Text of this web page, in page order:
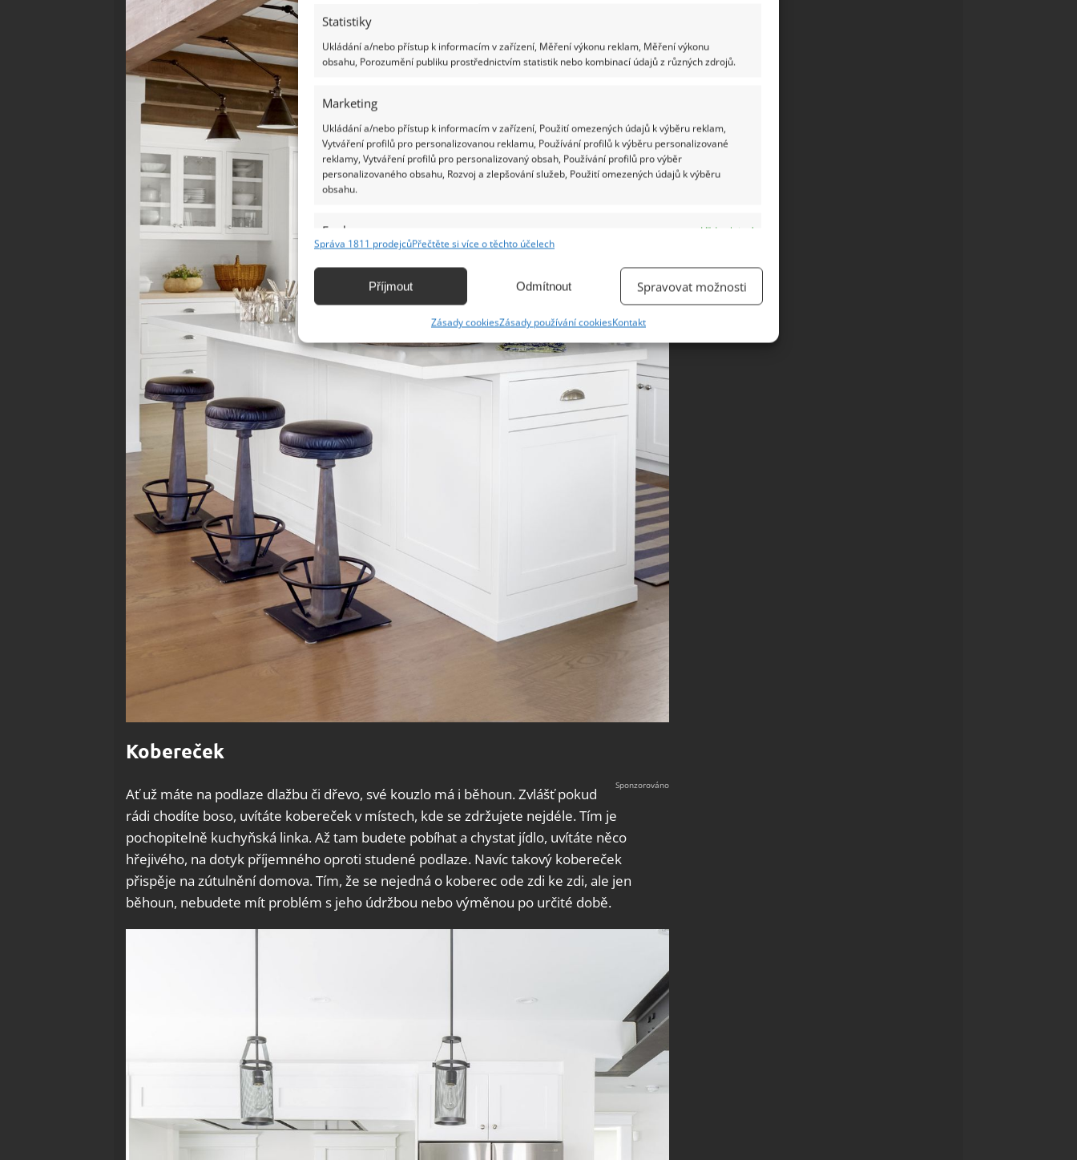
Statistiky
Ukládání a/nebo přístup k informacím v zařízení, Měření výkonu reklam, Měření výkonu
obsahu, Porozumění publiku prostřednictvím statistik nebo kombinací údajů z různých zdrojů.
Marketing
Ukládání a/nebo přístup k informacím v zařízení, Použití omezených údajů k výběru reklam,
Vytváření profilů pro personalizovanou reklamu, Používání profilů k výběru personalizované
reklamy, Vytváření profilů pro personalizovaný obsah, Používání profilů pro výběr
personalizovaného obsahu, Rozvoj a zlepšování služeb, Použití omezených údajů k výběru
obsahu.
Funkce
Vždy aktivní
Identifikace zařízení na základě automaticky přenášených informací.
základě aktivně vyžádaných informací.
Zajištění bezpečnosti, předcházení a zjišťování podvodů a
odstraňování chyb, Poskytování a zobrazování reklamy a obsahu,
Ukládání a sdělování voleb ochrany osobních údajů.
Správa 1811 prodejcůPřečtěte si více o těchto účelech
Příjmout Odmítnout Spravovat možnosti
Zásady cookiesZásady používání cookiesKontakt
Kobereček
Ať už máte na podlaze dlažbu či dřevo, své kouzlo má i běhoun. Zvlášť pokud
rádi chodíte boso, uvítáte kobereček v místech, kde se zdržujete nejdéle. Tím je
pochopitelně kuchyňská linka. Až tam budete pobíhat a chystat jídlo, uvítáte něco
hřejivého, na dotyk příjemného oproti studené podlaze. Navíc takový kobereček
přispěje na zútulnění domova. Tím, že se nejedná o koberec ode zdi ke zdi, ale jen
běhoun, nebudete mít problém s jeho údržbou nebo výměnou po určité době.